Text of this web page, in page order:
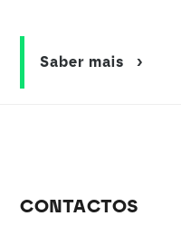
Saber mais
CONTACTOS